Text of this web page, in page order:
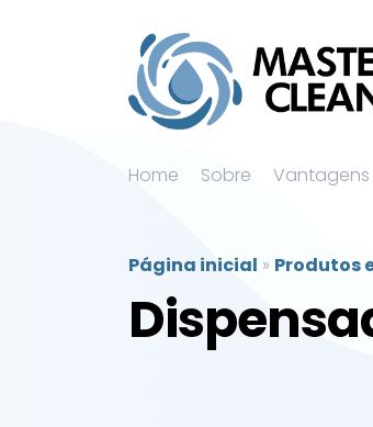
Home Sobre Vantagens
Página inicial » Produtos